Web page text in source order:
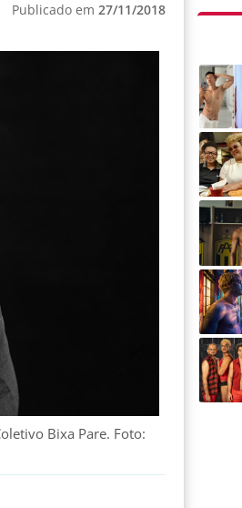
Publicado em 27/11/2018
Bixa Pare. Foto: